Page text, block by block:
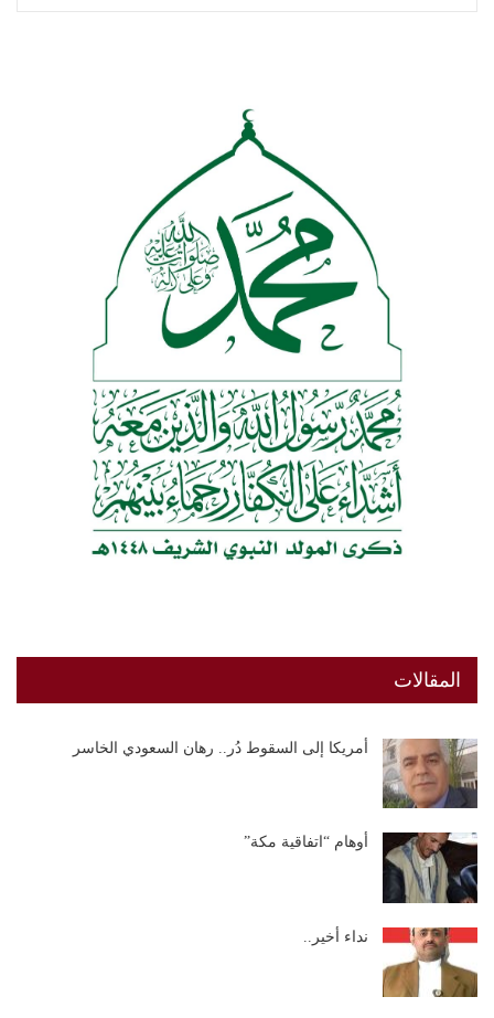
المقالات
أمريكا إلى السقوط دُر.. رهان السعودي الخاسر
أوهام “اتفاقية مكة”
نداء أخير..